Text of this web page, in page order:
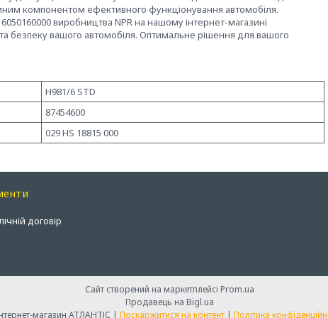
компонентом ефективного функціонування автомобіля.
виробництва NPR на нашому інтернет-магазині
безпеку вашого автомобіля. Оптимальне рішення для вашого
H981/6 STD
87454600
029 HS 18815 000
договір
Сайт створений на маркетплейсі Prom.ua
Продавець на Bigl.ua
Інтернет-магазин АТЛАНТІС | Поскаржитися на контент | Політика